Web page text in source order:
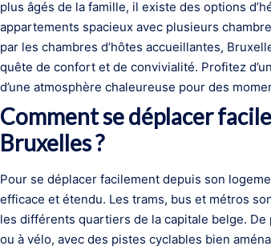
plus âgés de la famille, il existe des options
appartements spacieux avec plusieurs
par les chambres d’hôtes accueillantes,
quête de confort et de convivialité. Profitez
d’une atmosphère chaleureuse pour des
Comment se déplacer
Bruxelles ?
Pour se déplacer facilement depuis son
efficace et étendu. Les trams, bus et métros
les différents quartiers de la capitale belge.
ou à vélo, avec des pistes cyclables bien